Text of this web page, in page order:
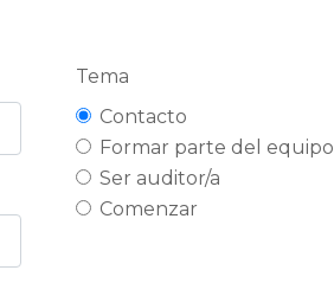
Tema
Contacto
Formar parte del equipo
Ser auditor/a
Comenzar